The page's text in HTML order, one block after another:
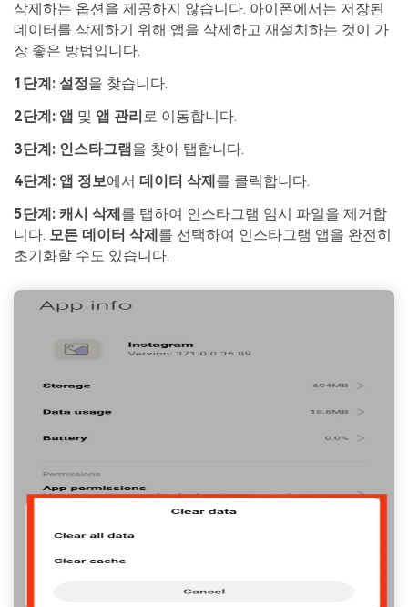
삭제하는 옵션을 제공하지 않습니다. 아이폰에서는 저장된
데이터를 삭제하기 위해 앱을 삭제하고 재설치하는 것이 가
장 좋은 방법입니다.
1단계: 설정을 찾습니다.
2단계: 앱 및 앱 관리로 이동합니다.
3단계: 인스타그램을 찾아 탭합니다.
4단계: 앱 정보에서 데이터 삭제 를 클릭합니다.
5단계: 캐시 삭제 를 탭하여 인스타그램 임시 파일을 제거합
니다. 모든 데이터 삭제 를 선택하여 인스타그램 앱을 완전히
초기화할 수도 있습니다.